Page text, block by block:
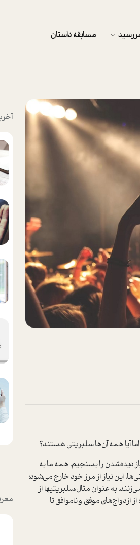
پکيج نوروزي موفقيت
رومیزی
تقویم دیواری
مسابقه داستان
آیا همه آن‌ها سلبریتی هستند؟
دیده‌شدن را بسنجیم. همه ما به
این نیاز از مرز خود خارج می‌شود؛
به عنوان مثال،سلبریتیها از
موفق و ناموافق تا